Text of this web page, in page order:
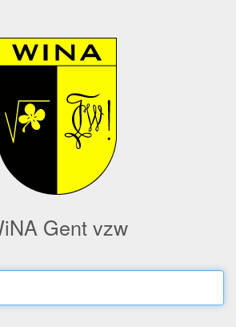
Gent vzw